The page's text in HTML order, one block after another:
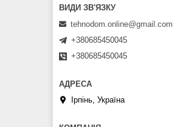
tehnodom.online@gmail.com
+380685450045
+380685450045
Ірпінь, Україна